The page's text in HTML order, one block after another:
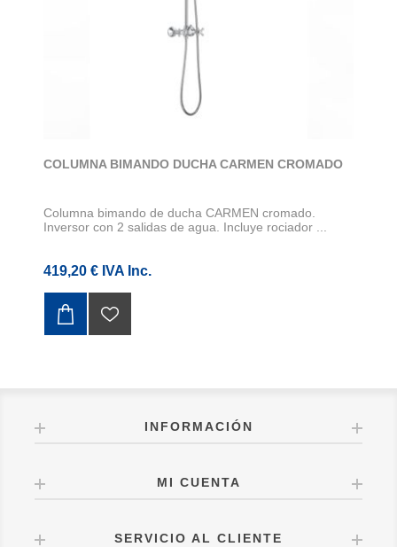
COLUMNA BIMANDO DUCHA CARMEN CROMADO
Columna bimando de ducha CARMEN cromado.
Inversor con 2 salidas de agua. Incluye rociador ...
419,20 € IVA Inc.
INFORMACIÓN
MI CUENTA
SERVICIO AL CLIENTE